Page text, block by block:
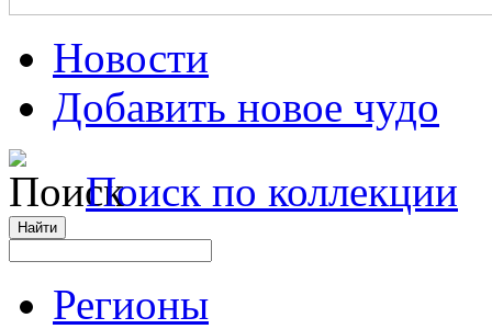
Новости
Добавить новое чудо
Поиск по коллекции
Регионы